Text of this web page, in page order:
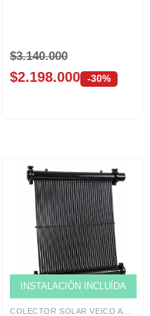
$3.140.000
$2.198.000 -30%
INSTALACIÓN INCLUÍDA
Venta solo ONLINE
COLECTOR SOLAR VEICO A...